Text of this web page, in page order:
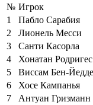
№ Игрок
1
Пабло Сарабия
2
Лионель Месси
3
Санти Касорла
4
Хонатан Родригес
5
Виссам Бен-
6
Хосе Кампанья
7
Антуан Гризманн